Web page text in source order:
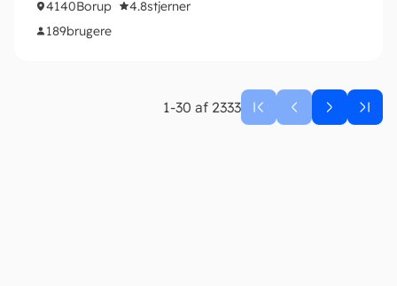
4140Borup 4.8stjerner
189brugere
1-30 af 2333